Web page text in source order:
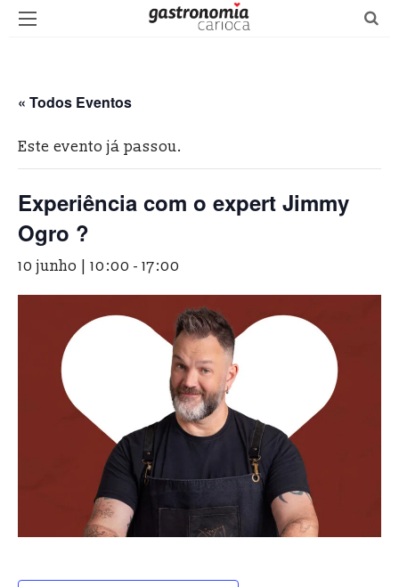
« Todos Eventos
Este evento já passou.
Experiência com o expert Jimmy
Ogro ?
10 junho | 10:00 - 17:00